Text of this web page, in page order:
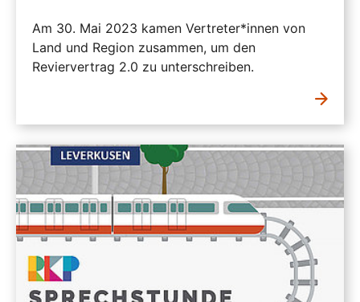
Am 30. Mai 2023 kamen Vertreter*innen von
Land und Region zusammen, um den
Reviervertrag 2.0 zu unterschreiben.